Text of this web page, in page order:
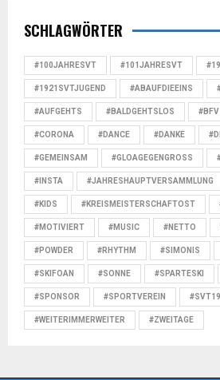
SCHLAGWÖRTER
#100JAHRESVT #101JAHRESVT
#1921SVTJUGEND #ABAUFDIEEINS
#AUFGEHTS #BALDGEHTSLOS #BFV
#CORONA #DANCE #DANKE
#GEMEINSAM #GLOAGEGENGROSS
#INSTA #JAHRESHAUPTVERSAMMLUNG
#KIDS #KREISMEISTERSCHAFTOST
#MOTIVIERT #MUSIC #NETTO
#POWDER #RHYTHM #SIMONIS
#SKIFOAN #SONNE #SPARTESKI
#SPONSOR #SPORTVEREIN
#WEITERIMMERWEITER #ZWEITAGE